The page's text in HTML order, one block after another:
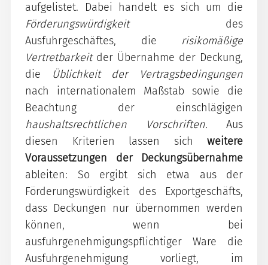
aufgelistet. Dabei handelt es sich um die
Förderungswürdigkeit des
Ausfuhrgeschäftes, die risikomäßige
Vertretbarkeitder Übernahme der Deckung,
die
Üblichkeit der Vertragsbedingungen
nach internationalem Maßstab sowie die
Beachtung der einschlägigen
haushaltsrechtlichen Vorschriften. Aus
diesen Kriterien lassen sich weitere
Voraussetzungen der Deckungsübernahme
ableiten: So ergibt sich etwa aus der
Förderungswürdigkeit des Exportgeschäfts,
dass Deckungen nur übernommen werden
können, wenn bei
ausfuhrgenehmigungspflichtiger Ware die
Ausfuhrgenehmigung vorliegt, im